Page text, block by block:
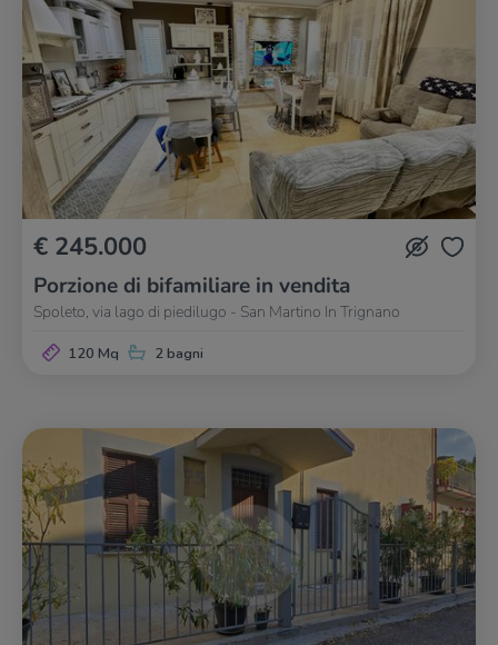
€ 245.000
Porzione di bifamiliare in vendita
Spoleto, via lago di piedilugo - San Martino In Trignano
120 Mq 2 bagni